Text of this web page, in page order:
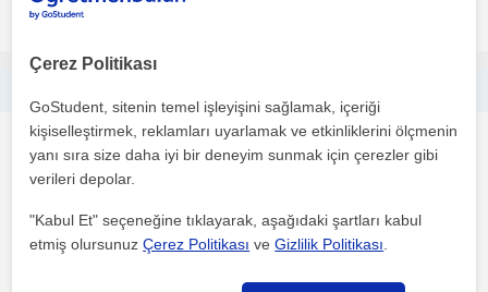
daha fazlasını gör
Antalya Sehri
İlkokul anaokulu ders tekrari okuma yazma öğretimi ilkokul test
Çerez Politikası
GoStudent, sitenin temel işleyişini sağlamak, içeriği
kişiselleştirmek, reklamları uyarlamak ve etkinliklerini ölçmenin
yanı sıra size daha iyi bir deneyim sunmak için çerezler gibi
verileri depolar.
"Kabul Et" seçeneğine tıklayarak, aşağıdaki şartları kabul
etmiş olursunuzÇerez Politikası veGizlilik Politikası